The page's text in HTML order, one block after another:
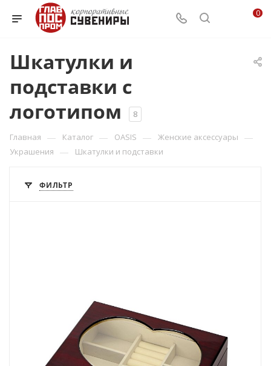
0
Шкатулки и
подставки с
логотипом
8
Главная — Каталог — OASIS — Женские аксессуары —
Украшения — Шкатулки и подставки
ФИЛЬТР